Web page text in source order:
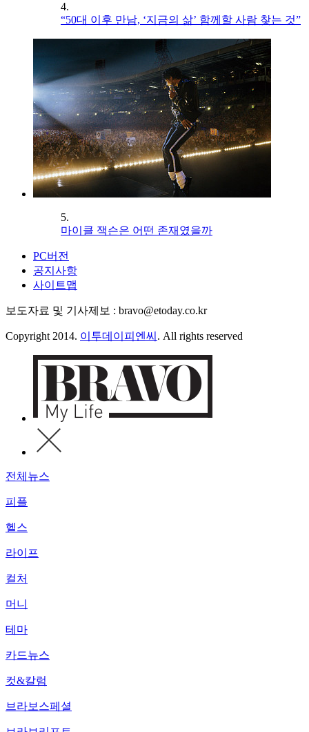
4.
“50대 이후 만남, ‘지금의 삶’ 함께할 사람 찾는 것”
5.
마이클 잭슨은 어떤 존재였을까
PC버전
공지사항
사이트맵
보도자료 및 기사제보 : bravo@etoday.co.kr
Copyright 2014. 이투데이피엔씨 . All rights reserved
전체뉴스
피플
헬스
라이프
컬처
머니
테마
카드뉴스
컷&칼럼
브라보스페셜